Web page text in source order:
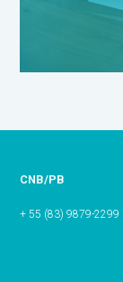
CNB/PB
+ 55 (83) 9879-2299